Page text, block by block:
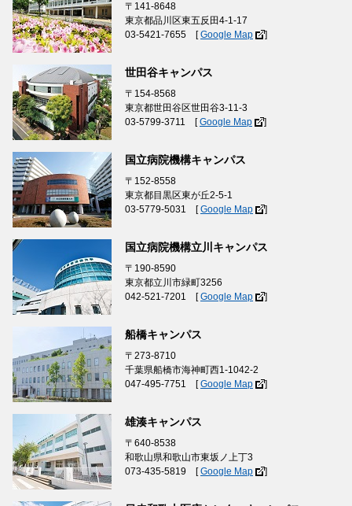
〒141-8648
東京都品川区東五反田4-1-17
03-5421-7655 [Google Map ]
世田谷キャンパス
〒154-8568
東京都世田谷区世田谷3-11-3
03-5799-3711 [Google Map ]
国立病院機構キャンパス
〒152-8558
東京都目黒区東が丘2-5-1
03-5779-5031 [Google Map ]
国立病院機構立川キャンパス
〒190-8590
東京都立川市緑町3256
042-521-7201 [Google Map ]
船橋キャンパス
〒273-8710
千葉県船橋市海神町西1-1042-2
047-495-7751 [Google Map ]
雄湊キャンパス
〒640-8538
和歌山県和歌山市東坂ノ上丁3
073-435-5819 [Google Map ]